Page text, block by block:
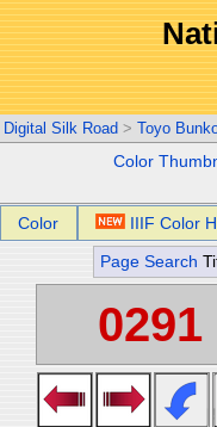
Digital Silk Road > Toyo
Color
Color IIIF Color
Page Search
0291